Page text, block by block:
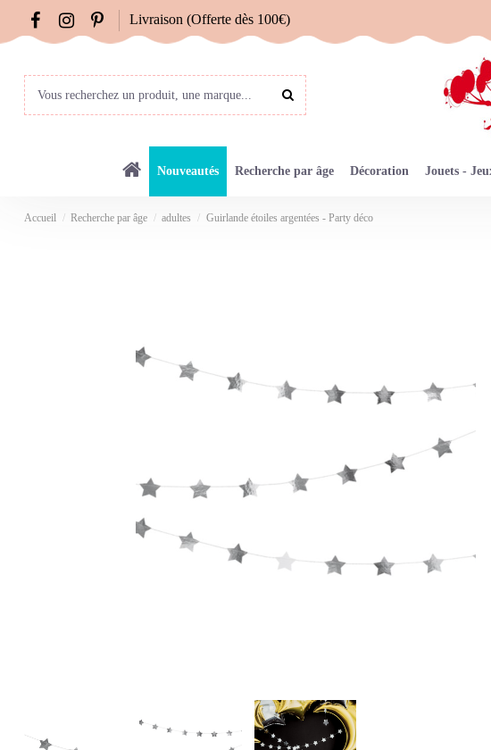
Livraison (Offerte dès 100€)
Nouveautés Recherche par âge Décoration Jouets -
Accueil Recherche par âge adultes Guirlande étoiles argentées - Party déco